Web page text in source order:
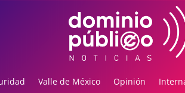
Valle de México Opinión